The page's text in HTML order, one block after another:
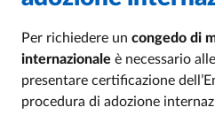
Per richiedere un congedo di
internazionale è necessario
presentare certificazione
procedura di adozione